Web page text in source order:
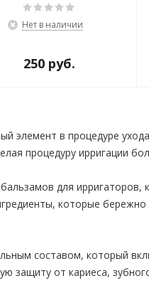
Нет в наличии
250 руб.
элемент в процедуре
процедуру ирригации
для
которые
составом, который
от кариеса,